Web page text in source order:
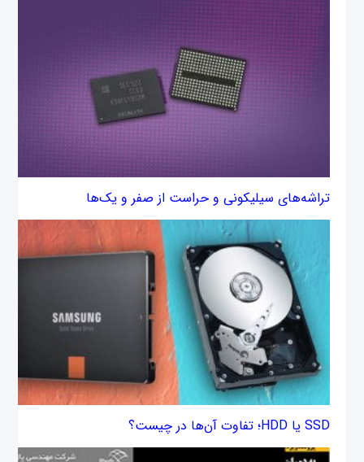
تراشه‌های سیلیکونی و حراست از صفر و یک‌ها
SSD یا HDD؛ تفاوت آن‌ها در چیست؟